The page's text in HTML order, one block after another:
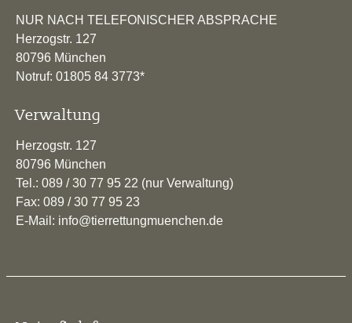
NUR NACH TELEFONISCHER ABSPRACHE
Herzogstr. 127
80796 München
Notruf: 01805 84 3773*
Verwaltung
Herzogstr. 127
80796 München
Tel.: 089 / 30 77 95 22 (nur Verwaltung)
Fax: 089 / 30 77 95 23
E-Mail: info@tierrettungmuenchen.de